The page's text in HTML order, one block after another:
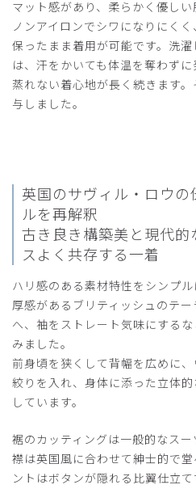
ご購入者様
購入確認済み
年齢:30代 身長:176-180cm
サイズもぴったりで、着心地も
役に立った
ご購入者様
購入確認済み
年齢:70代
ライトジャージジャゲット
Mサイズで前ボタンが止まらなか
商品：C05メンズ白衣:ライト
白/M
マット感があり、柔らかく優しい
ノンアイロンでシワになりにく
保ったまま着用が可能です。洗
は、汗をかいても体温を奪わず
蒸れない着心地が長く続きます
与しました。
英国のサヴィル・ロウの
ルを再解釈
古き良き構築美と現代的
スよく共存する一着
ハリ感のある素材特性をシンプ
厚感があるブリティッシュのテ
へ、袖をストレート気味にする
みました。
前身頃を狭くして背幅を広めに
絞りを入れ、身体に添った立体
しています。
裾のカッティングは一般的なスー
襟は英国風に合わせて紳士的で
ントはボタンが隠れる比翼仕立て